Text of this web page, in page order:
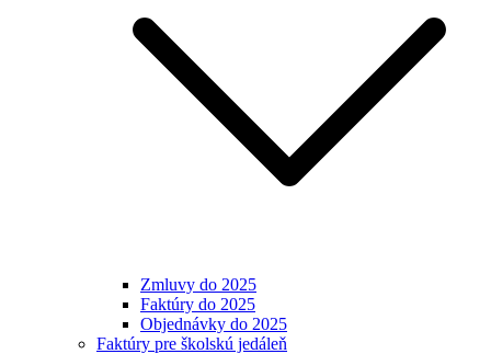
Zmluvy do 2025
Faktúry do 2025
Objednávky do 2025
Faktúry pre školskú jedáleň